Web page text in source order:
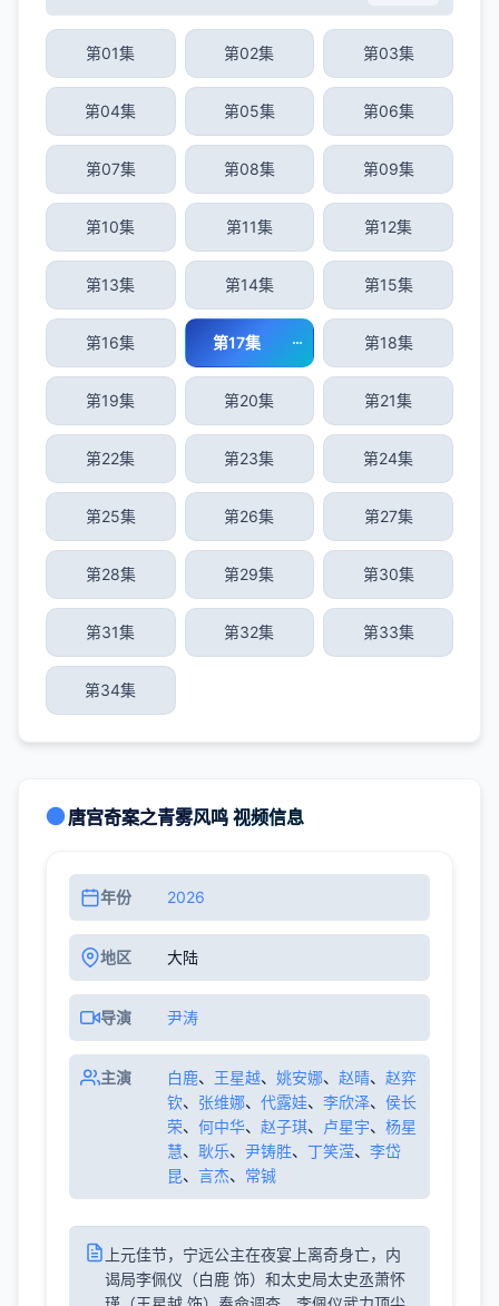
第01集 第02集 第03集
第04集 第05集 第06集
第07集 第08集 第09集
第10集 第11集 第12集
第13集 第14集 第15集
第16集 第17集 第18集
第19集 第20集 第21集
第22集 第23集 第24集
第25集 第26集 第27集
第28集 第29集 第30集
第31集 第32集 第33集
第34集
唐宫奇案之青雾风鸣 视频信息
年份 2026
地区 大陆
导演 尹涛
主演 白鹿、 王星越、 姚安娜、 赵晴、 赵弈
钦、 张维娜、 代露娃、 李欣泽、 侯长
荣、 何中华、 赵子琪、 卢星宇、 杨星
慧、 耿乐、 尹铸胜、 丁笑滢、 李岱
昆、 言杰、 常铖
上元佳节，宁远公主在夜宴上离奇身亡，内
谒局李佩仪（白鹿 饰）和太史局太史丞萧怀